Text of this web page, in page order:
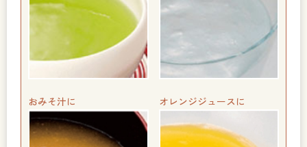
おみそ汁に オレンジジュースに